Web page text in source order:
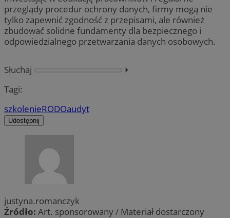
przeglądy procedur ochrony danych, firmy mogą nie
tylko zapewnić zgodność z przepisami, ale również
zbudować solidne fundamenty dla bezpiecznego i
odpowiedzialnego przetwarzania danych osobowych.
Słuchaj
⏵︎
Tagi:
szkolenieRODOaudyt
Udostępnij
justyna.romanczyk
Źródło: Art. sponsorowany / Materiał dostarczony